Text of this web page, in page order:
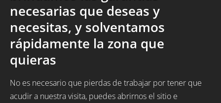
necesarias que deseas y
necesitas, y solventamos
rápidamente la zona que
quieras
No es necesario que pierdas de trabajar por tener que
acudir a nuestra visita, puedes abrirnos el sitio e